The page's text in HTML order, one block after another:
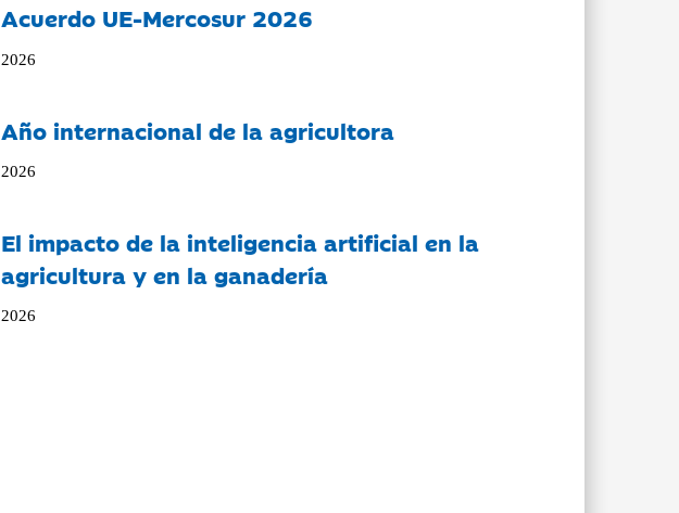
Acuerdo UE-Mercosur 2026
2026
Año internacional de la agricultora
2026
El impacto de la inteligencia artificial en la
agricultura y en la ganadería
2026